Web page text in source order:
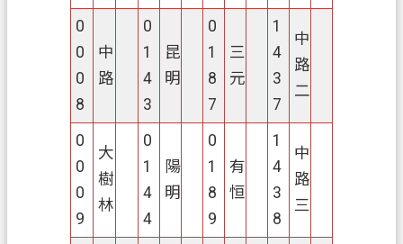
0
0
0
8
中
路
0
1
4
3
昆
明
0
1
8
7
三
元
1
4
3
7
中
路
二
0
0
0
9
大
樹
林
0
1
4
4
陽
明
0
1
8
9
有
恒
1
4
3
8
中
路
三